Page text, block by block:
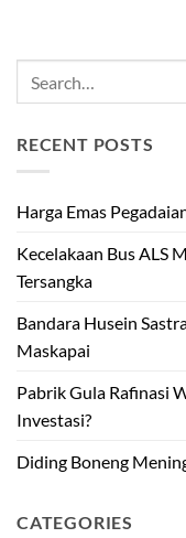
RECENT POSTS
Harga Emas
Kecelakaan Bus ALS
Tersangka
Bandara Husein
Maskapai
Pabrik Gula Rafinasi
Investasi?
Diding Boneng
CATEGORIES